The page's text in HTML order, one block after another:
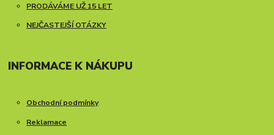
PRODÁVÁME UŽ 15 LET
NEJČASTEJŠÍ OTÁZKY
INFORMACE K NÁKUPU
Obchodní podmínky
Reklamace